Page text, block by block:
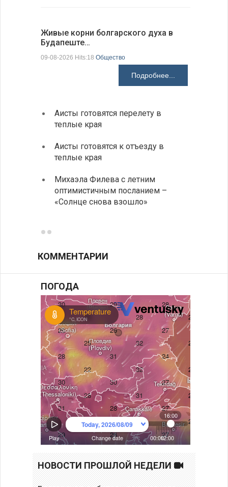
Живые корни болгарского духа в
Будапеште…
09-08-2026 Hits:18 Общество
Подробнее...
Аисты готовятся перелету в
теплые края
Аисты готовятся к отъезду в
теплые края
Михаэла Филева с летним
оптимистичным посланием –
«Солнце снова взошло»
КОММЕНТАРИИ
ПОГОДА
НОВОСТИ ПРОШЛОЙ НЕДЕЛИ